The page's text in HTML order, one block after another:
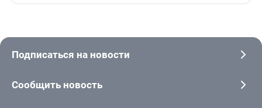
Подписаться на новости
Сообщить новость